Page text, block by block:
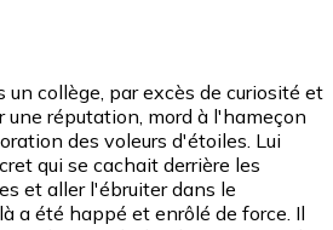
un collège, par excès de curiosité et
une réputation, mord à l'hameçon
des voleurs d'étoiles. Lui
qui se cachait derrière les
et aller l'ébruiter dans le
a été happé et enrôlé de force. Il